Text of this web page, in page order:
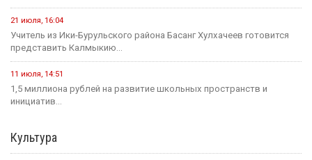
21 июля, 16:04
Учитель из Ики-Бурульского района Басанг Хулхачеев готовится
представить Калмыкию...
11 июля, 14:51
1,5 миллиона рублей на развитие школьных пространств и
инициатив...
Культура